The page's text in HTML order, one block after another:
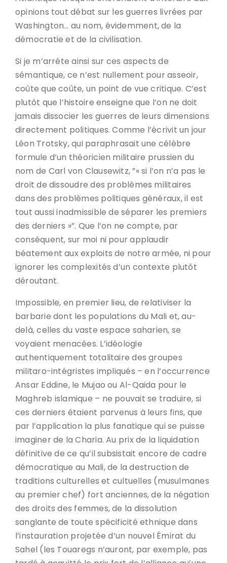
opinions tout débat sur les guerres livrées par
Washington… au nom, évidemment, de la
démocratie et de la civilisation.
Si je m’arrête ainsi sur ces aspects de
sémantique, ce n’est nullement pour asseoir,
coûte que coûte, un point de vue critique. C’est
plutôt que l’histoire enseigne que l’on ne doit
jamais dissocier les guerres de leurs dimensions
directement politiques. Comme l’écrivit un jour
Léon Trotsky, qui paraphrasait une célèbre
formule d’un théoricien militaire prussien du
nom de Carl von Clausewitz, ”« si l’on n’a pas le
droit de dissoudre des problèmes militaires
dans des problèmes politiques généraux, il est
tout aussi inadmissible de séparer les premiers
des derniers »”. Que l’on ne compte, par
conséquent, sur moi ni pour applaudir
béatement aux exploits de notre armée, ni pour
ignorer les complexités d’un contexte plutôt
déroutant.
Impossible, en premier lieu, de relativiser la
barbarie dont les populations du Mali et, au-
delà, celles du vaste espace saharien, se
voyaient menacées. L’idéologie
authentiquement totalitaire des groupes
militaro-intégristes impliqués – en l’occurrence
Ansar Eddine, le Mujao ou Al-Qaida pour le
Maghreb islamique – ne pouvait se traduire, si
ces derniers étaient parvenus à leurs fins, que
par l’application la plus fanatique qui se puisse
imaginer de la Charia. Au prix de la liquidation
définitive de ce qu’il subsistait encore de cadre
démocratique au Mali, de la destruction de
traditions culturelles et cultuelles (musulmanes
au premier chef) fort anciennes, de la négation
des droits des femmes, de la dissolution
sanglante de toute spécificité ethnique dans
l’instauration projetée d’un nouvel Émirat du
Sahel (les Touaregs n’auront, par exemple, pas